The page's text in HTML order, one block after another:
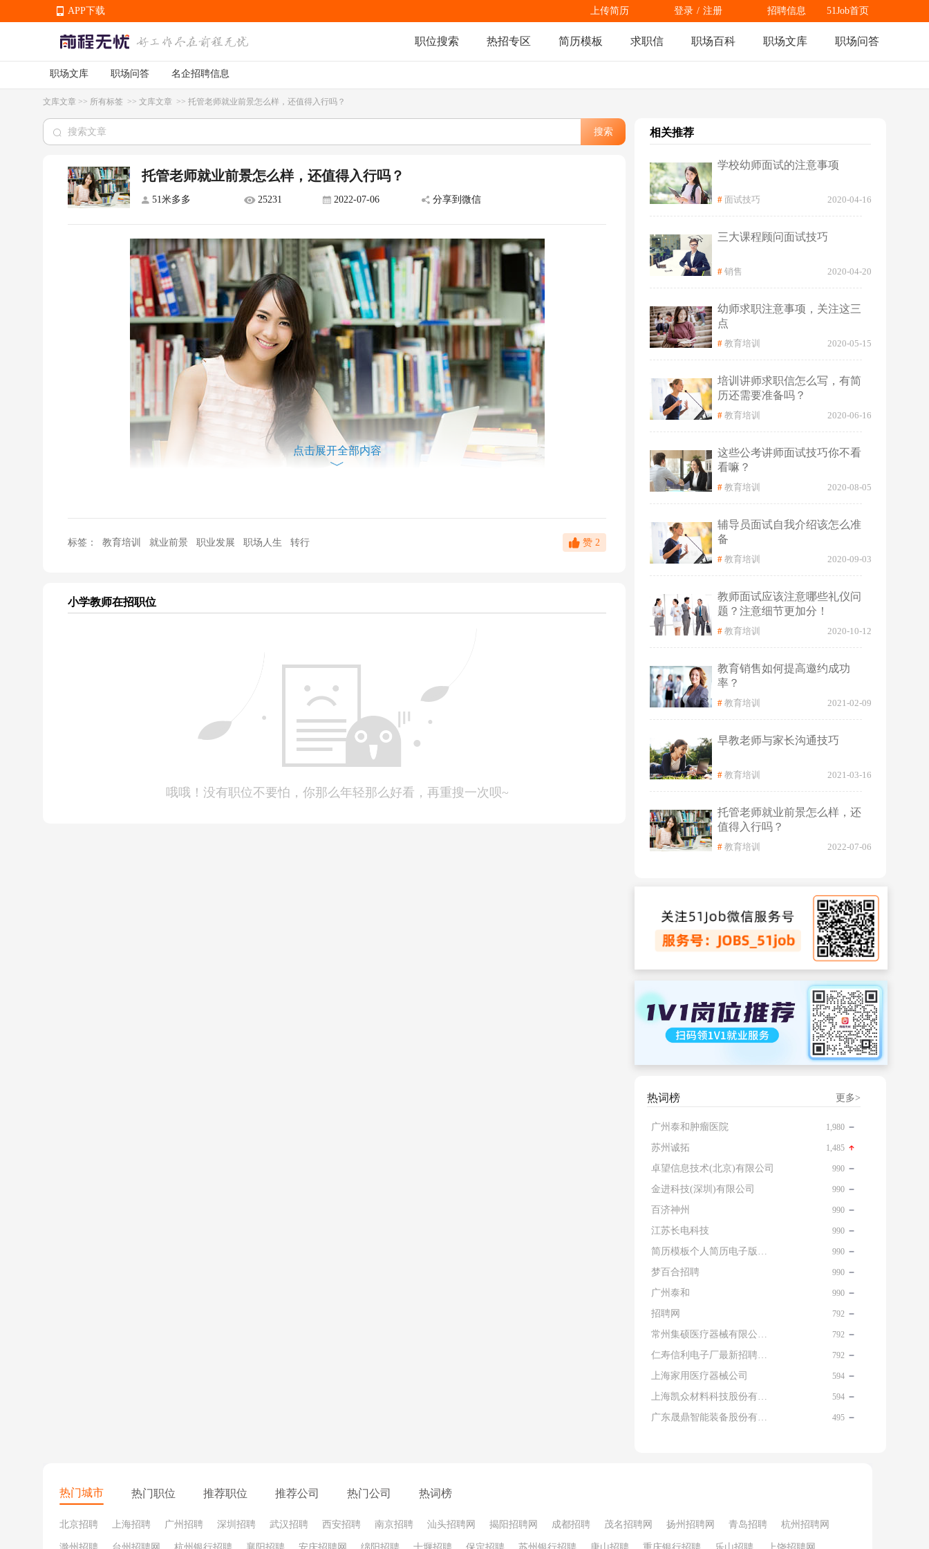
APP下载
APP下载
招聘信息 51Job首页
登录 / 注册
上传简历
职位搜索 热招专区 简历模板 求职信 职场百科 职场文库 职场问答
职场文库 职场问答 名企招聘信息
文库文章 >> 所有标签 >> 文库文章 >> 托管老师就业前景怎么样，还值得入行吗？
搜索
托管老师就业前景怎么样，还值得入行吗？
51米多多 25231 2022-07-06 分享到微信
面临国家“双减”的大环境，尤其是开学延点全覆盖的新形势下，托管行业该何去何从？而这一行业中的托管老师该如何抉择
就业前景仍然乐观
托管业务仍处于一片蓝海，可挖掘的空间较大。
众所周知，0-3岁是一个人启蒙教育的快速成长期，但是随着现代父母就业压力的不断增大、老人退休年龄的延迟、隔代教
育观念的差异、保姆带娃引发的安全隐忧等影响，很多孩子的启蒙教育处于发展不完全的状态。对此，
将孩子送往托管机构，幼儿托管已经成为中国家庭的刚需。但是据有关部门统计，我国0-3岁婴幼儿的入托率不到4%，远远
低于发达国家50%的比例，未来市场潜力可谓巨大。因此可以说，在幼儿托管这一赛道上，
点击展开全部内容
标签： 教育培训 就业前景 职业发展 职场人生 转行 赞 2
小学教师在招职位
哦哦！没有职位不要怕，你那么年轻那么好看，再重搜一次呗~
相关推荐
学校幼师面试的注意事项
# 面试技巧 2020-04-16
三大课程顾问面试技巧
# 销售 2020-04-20
幼师求职注意事项，关注这三
点
# 教育培训 2020-05-15
培训讲师求职信怎么写，有简
历还需要准备吗？
# 教育培训 2020-06-16
这些公考讲师面试技巧你不看
看嘛？
# 教育培训 2020-08-05
辅导员面试自我介绍该怎么准
备
# 教育培训 2020-09-03
教师面试应该注意哪些礼仪问
题？注意细节更加分！
# 教育培训 2020-10-12
教育销售如何提高邀约成功
率？
# 教育培训 2021-02-09
早教老师与家长沟通技巧
# 教育培训 2021-03-16
托管老师就业前景怎么样，还
值得入行吗？
# 教育培训 2022-07-06
热词榜 更多>
广州泰和肿瘤医院 1,980
苏州诚拓 1,485
卓望信息技术(北京)有限公司 990
金进科技(深圳)有限公司 990
百济神州 990
江苏长电科技 990
简历模板个人简历电子版免费 990
梦百合招聘 990
广州泰和 990
招聘网 792
常州集硕医疗器械有限公司 名片 792
仁寿信利电子厂最新招聘信息查询 792
上海家用医疗器械公司 594
上海凯众材料科技股份有限公司招聘电话 594
广东晟鼎智能装备股份有限公司 495
热门城市 热门职位 推荐职位 推荐公司 热门公司 热词榜
北京招聘 上海招聘 广州招聘 深圳招聘 武汉招聘 西安招聘 南京招聘 汕头招聘网 揭阳招聘网 成都招聘 茂名招聘网 扬州招聘网 青岛招聘 杭州招聘网